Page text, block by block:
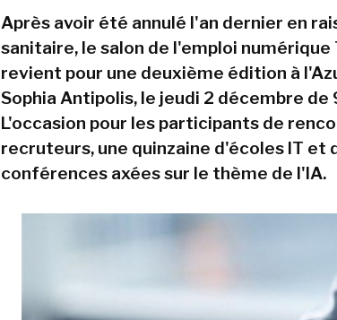
Après avoir été annulé l'an dernier en
sanitaire, le salon de l'emploi numérique
revient pour une deuxième édition à
Sophia Antipolis, le jeudi 2 décembre de
L'occasion pour les participants de
recruteurs, une quinzaine d'écoles IT et
conférences axées sur le thème de l'IA.